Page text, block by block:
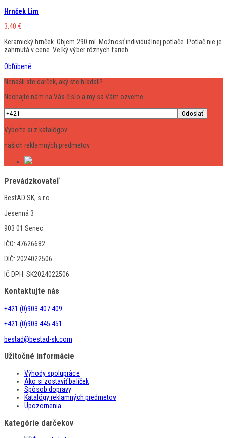
Hrnček Lim
3,40 €
Keramický hrnček. Objem 290 ml. Možnosť individuálnej potlače. Potlač nie je
zahrnutá v cene. Veľký výber rôznych farieb.
Obľúbené
Nenašli ste darček, aký ste hľadali?
Nechajte nám na Vás číslo a my sa Vám ozveme.
Vyberte si z katalógov
našich reklamných predmetov
Prevádzkovateľ
BestAD SK, s.r.o.
Jesenná 3
903 01 Senec
IČO: 47626682
DIČ: 2024022506
IČ DPH: SK2024022506
Kontaktujte nás
+421 (0)903 407 409
+421 (0)903 445 451
bestad@bestad-sk.com
Užitočné informácie
Výhody spolupráce
Ako si zostaviť balíček
Spôsob dopravy
Katalógy reklamných predmetov
Upozornenia
Kategórie darčekov